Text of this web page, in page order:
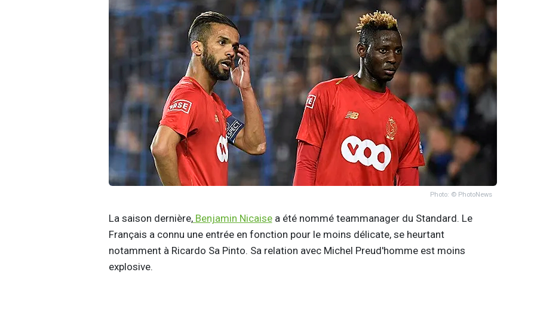
Photo: © PhotoNews
La saison dernière,Benjamin Nicaisea été nommé teammanager du Standard. Le
Français a connu une entrée en fonction pour le moins délicate, se heurtant
notamment à Ricardo Sa Pinto. Sa relation avec Michel Preud'homme est moins
explosive.